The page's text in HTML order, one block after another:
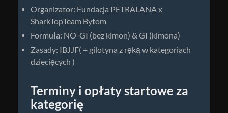
Organizator: Fundacja PETRALANA x
SharkTopTeam Bytom
Formuła: NO-GI (bez kimon) & GI (kimona)
Zasady: IBJJF( + gilotyna z ręką w kategoriach
dziecięcych )
Terminy i opłaty startowe za
kategorię